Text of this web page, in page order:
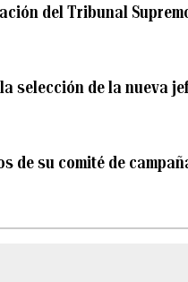
del Tribunal
selección de la nueva
de su comité de